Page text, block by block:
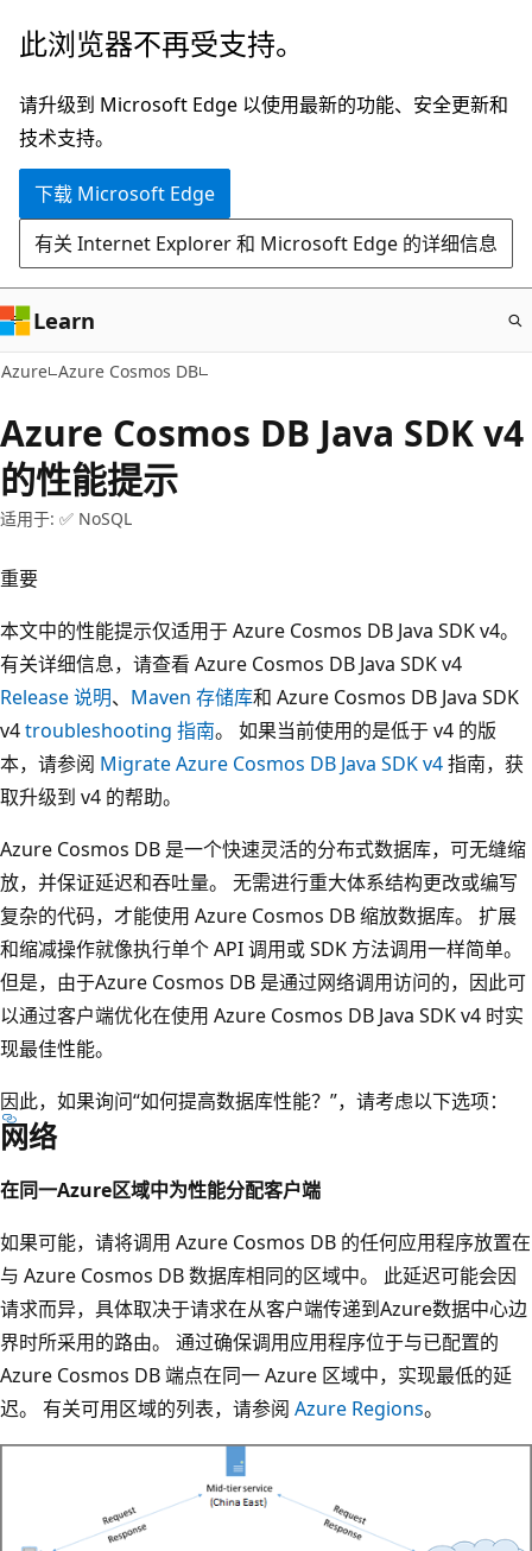
跳
主
要
内
此浏览器不再受支持。
请升级到 Microsoft Edge 以使用最新的功能、安全更新和
技术支持。
下载 Microsoft Edge
有关 Internet Explorer 和 Microsoft Edge 的详细信息
Learn
Azure Azure Cosmos DB
Azure Cosmos DB Java SDK v4
的性能提示
适用于: ✅ NoSQL
重要
本文中的性能提示仅适用于 Azure Cosmos DB Java SDK v4。
有关详细信息，请查看 Azure Cosmos DB Java SDK v4
Release 说明、 Maven 存储库和 Azure Cosmos DB Java SDK
v4troubleshooting 指南。 如果当前使用的是低于 v4 的版
本，请参阅 Migrate Azure Cosmos DB Java SDK v4指南，获
取升级到 v4 的帮助。
Azure Cosmos DB 是一个快速灵活的分布式数据库，可无缝缩
放，并保证延迟和吞吐量。 无需进行重大体系结构更改或编写
复杂的代码，才能使用 Azure Cosmos DB 缩放数据库。 扩展
和缩减操作就像执行单个 API 调用或 SDK 方法调用一样简单。
但是，由于Azure Cosmos DB 是通过网络调用访问的，因此可
以通过客户端优化在使用 Azure Cosmos DB Java SDK v4 时实
现最佳性能。
因此，如果询问“如何提高数据库性能？”，请考虑以下选项：
网络
在同一Azure区域中为性能分配客户端
如果可能，请将调用 Azure Cosmos DB 的任何应用程序放置在
与 Azure Cosmos DB 数据库相同的区域中。 此延迟可能会因
请求而异，具体取决于请求在从客户端传递到Azure数据中心边
界时所采用的路由。 通过确保调用应用程序位于与已配置的
Azure Cosmos DB 端点在同一 Azure 区域中，实现最低的延
迟。 有关可用区域的列表，请参阅 Azure Regions。